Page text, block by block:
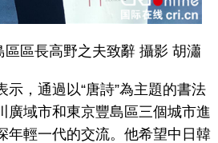
區長高野之夫致辭 攝影 胡瀟
，通過以“唐詩”為主題的書法
廣域市和東京豐島區三個城市進
年輕一代的交流。他希望中日韓